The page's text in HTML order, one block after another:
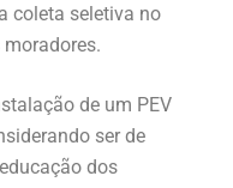
coleta seletiva no
de um PEV
ser de
dos